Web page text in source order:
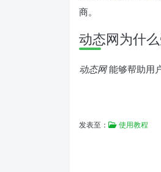
商。
动态网为什
动态网能够帮助用
发表至： 使用教程